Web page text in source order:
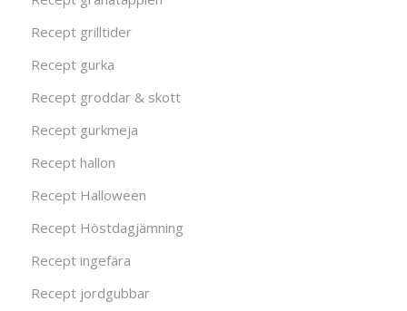
Recept grilltider
Recept gurka
Recept groddar & skott
Recept gurkmeja
Recept hallon
Recept Halloween
Recept Höstdagjämning
Recept ingefära
Recept jordgubbar